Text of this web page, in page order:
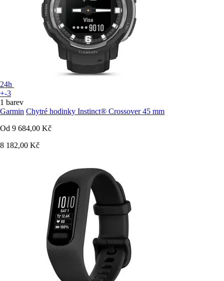
24h
+-3
1 barev
Garmin Chytré hodinky Instinct® Crossover 45 mm
Od 9 684,00 Kč
8 182,00 Kč